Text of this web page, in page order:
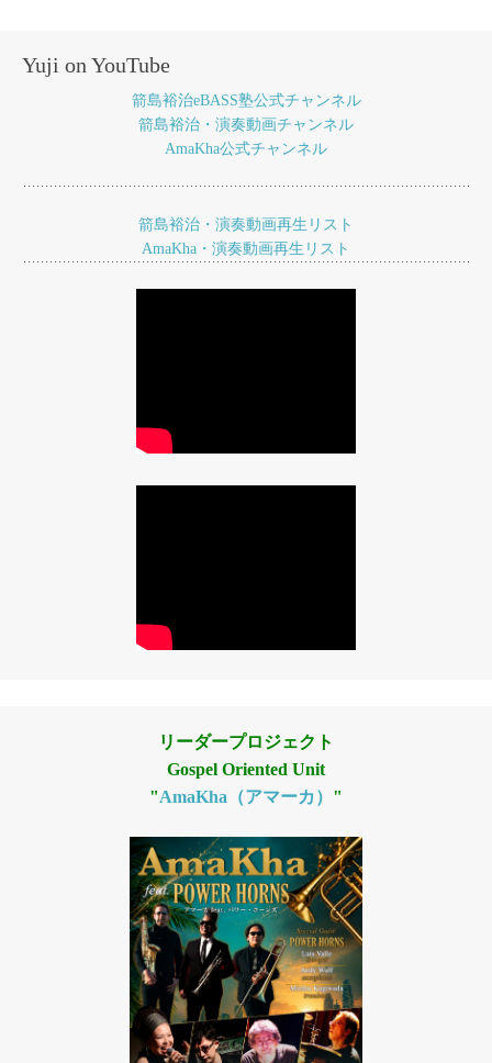
ビYuji on YouTube
箭島裕治eBASS塾公式チャンネル
箭島裕治・演奏動画チャンネル
AmaKha公式チャンネル
箭島裕治・演奏動画再生リスト
AmaKha・演奏動画再生リスト
リーダープロジェクト
Gospel Oriented Unit
"AmaKha（アマーカ） "